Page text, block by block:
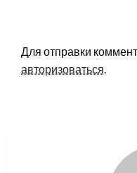
Для отправки
авторизоваться.